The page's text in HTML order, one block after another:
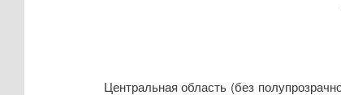
Центральная область (без